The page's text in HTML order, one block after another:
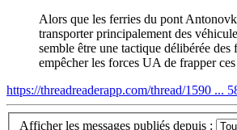
Alors que les ferries du pont
transporter principalement des
semble être une tactique délibérée
empêcher les forces UA de frapper
https://threadreaderapp.com/thread/1590 ...
Afficher les messages publiés depuis :